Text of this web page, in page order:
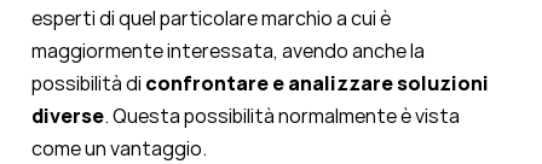
esperti di quel particolare marchio a cui è
maggiormente interessata, avendo anche la
possibilità di confrontare e analizzare soluzioni
diverse. Questa possibilità normalmente è vista
come un vantaggio.